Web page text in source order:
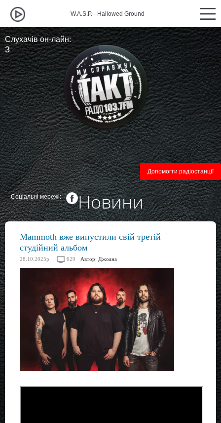
Слухачів он-лайн:
3
W.A.S.P. -
W.A.S.P. - Hallowed Ground
Допомогти радіостанції
Соціальні мережі: Новини ←Всі новини
Mammoth вже випустили свій третій
студійний альбом
28.10.2025р. 629 Автор: Джоана